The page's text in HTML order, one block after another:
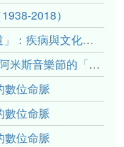
2018）
文化象徵的轉變舉例
樂節的「對話觀察」
數位命脈
數位命脈
數位命脈